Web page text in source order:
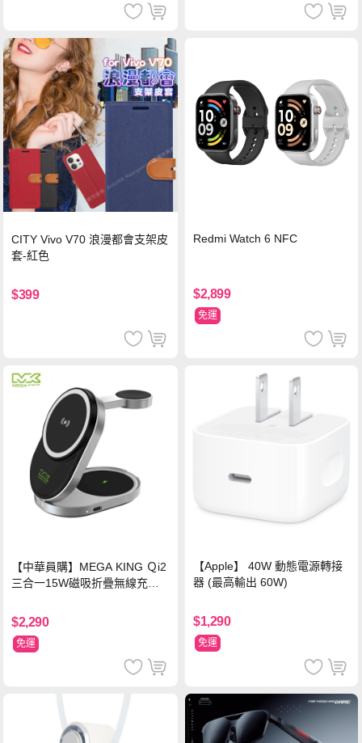
CITY Vivo V70 浪漫都會支架皮
套-紅色
$399
Redmi Watch 6 NFC
$2,899
免運
【中華員購】MEGA KING Ｑi2
三合一15W磁吸折疊無線充電
$2,290
免運
【Apple】 40W 動態電源轉接
器 (最高輸出 60W)
$1,290
免運